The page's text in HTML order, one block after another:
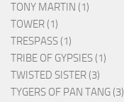
TONY MARTIN (1)
TOWER (1)
TRESPASS (1)
TRIBE OF GYPSIES (1)
TWISTED SISTER (3)
TYGERS OF PAN TANG (3)